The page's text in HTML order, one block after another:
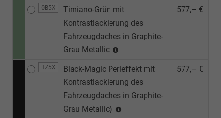
0B5X
Timiano-Grün mit
Kontrastlackierung des
Fahrzeugdaches in Graphite-
Grau Metallic
577,– €
1Z5X
Black-Magic Perleffekt mit
Kontrastlackierung des
Fahrzeugdaches in Graphite-
Grau Metallic)
577,– €